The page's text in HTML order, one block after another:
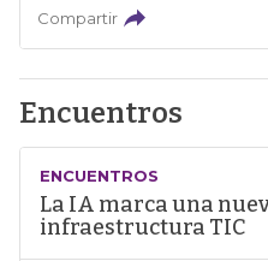
Compartir
Encuentros
ENCUENTROS
La IA marca una
infraestructura TIC